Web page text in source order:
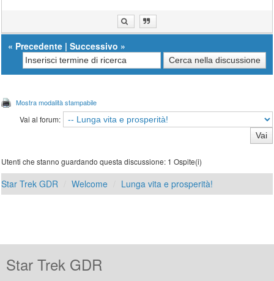
« Precedente |Successivo »
Mostra modalità stampabile
Vai al forum:
Utenti che stanno guardando questa discussione: 1 Ospite(i)
Star Trek GDR Welcome Lunga vita e prosperità!
Star Trek GDR